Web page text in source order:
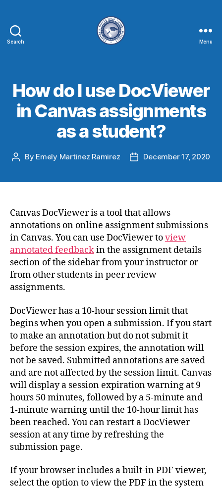
Search Menu
How do I use DocViewer
in Canvas assignments
as a student?
By Emely Martinez Ramirez December 17, 2020
Canvas DocViewer is a tool that allows
annotations on online assignment submissions
in Canvas. You can use DocViewer toview
annotated feedbackin the assignment details
section of the sidebar from your instructor or
from other students in peer review
assignments.
DocViewer has a 10-hour session limit that
begins when you open a submission. If you start
to make an annotation but do not submit it
before the session expires, the annotation will
not be saved. Submitted annotations are saved
and are not affected by the session limit. Canvas
will display a session expiration warning at 9
hours 50 minutes, followed by a 5-minute and
1-minute warning until the 10-hour limit has
been reached. You can restart a DocViewer
session at any time by refreshing the
submission page.
If your browser includes a built-in PDF viewer,
select the option to view the PDF in the system